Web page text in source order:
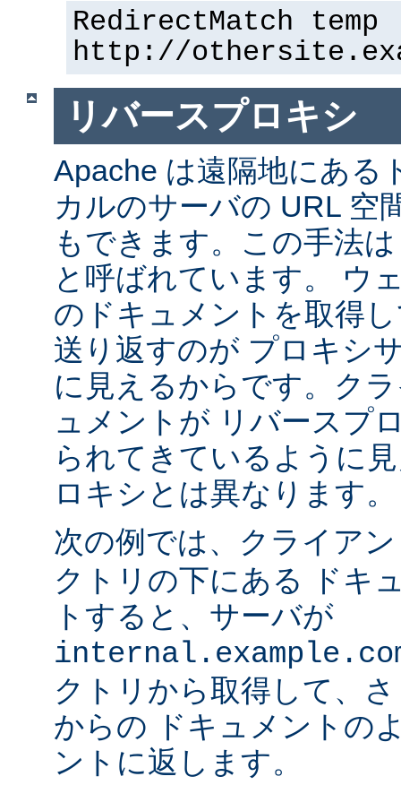
RedirectMatch
http://
リバースプロキシ
Apache は遠隔地にある
カルのサーバの URL 空
もできます。この手法は
と呼ばれています。 ウ
のドキュメントを取得
送り返すのが プロキシ
に見えるからです。ク
ュメントが リバースプ
られてきているように
ロキシとは異なります。
次の例では、クライア
クトリの下にある ドキ
トすると、サーバが
クトリから取得して、
からの ドキュメントの
ントに返します。